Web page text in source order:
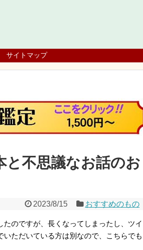
サイトマップ
不思議なお話のお
2023/8/15 おすすめのもの
のですが、長くなってしまったし、ツイ
ただいている方は別なので、こちらでも